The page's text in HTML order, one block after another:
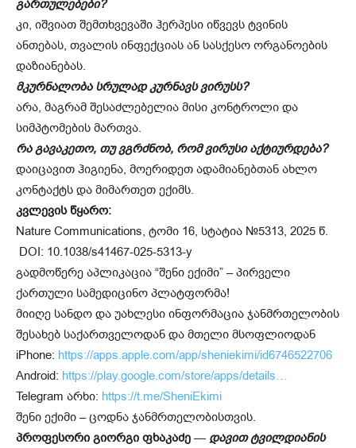
გართულებები?
კი, იშვიათ შემთხვევაში ჰერპესი იწვევს ტვინის
ანთებას, თვალის ინფექციას ან სასქესო ორგანოების
დაზიანებას.
მკურნალობა სრულად კურნავს ვირუსს?
არა, მაგრამ შესაძლებელია მისი კონტროლი და
სიმპტომების მართვა.
რა გავაკეთო, თუ ვგრძნობ, რომ ვირუსი აქტიურდება?
დაიცავით ჰიგიენა, მოერიდეთ ადამიანებთან ახლო
კონტაქტს და მიმართეთ ექიმს.
კვლევის წყარო:
Nature Communications, ტომი 16, სტატია №5313, 2025 წ.
DOI: 10.1038/s41467-025-5313-y
გადმოწერე აპლიკაცია “შენი ექიმი” – პირველი
ქართული სამედიცინო პლატფორმა!
მიიღე სანდო და უახლესი ინფორმაცია ჯანმრთელობის
შესახებ საქართველოდან და მთელი მსოფლიოდან
iPhone: https://apps.apple.com/app/sheniekimi/id6746522706
Android: https://play.google.com/store/apps/details…
Telegram არხი: https://t.me/SheniEkimi
შენი ექიმი – ცოდნა ჯანმრთელობისთვის.
პროფესორი გიორგი ფხაკაძე — დავით ტვილდიანის